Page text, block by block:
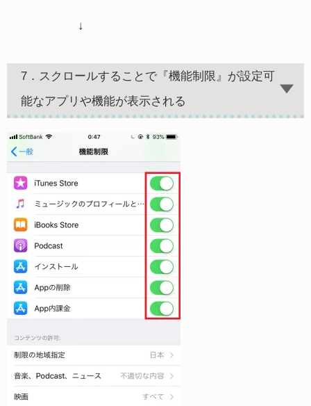
↓
7．スクロールすることで『機能制限』が設定可
能なアプリや機能が表示される